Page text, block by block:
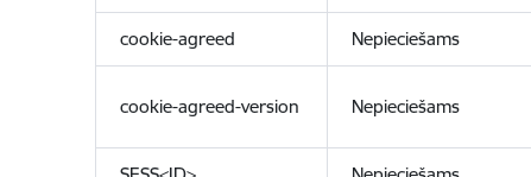
cookie-agreed Nepieciešams
cookie-agreed-version Nepieciešams